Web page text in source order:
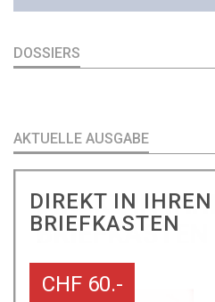
DOSSIERS
AKTUELLE AUSGABE
DIREKT IN IHREN
BRIEFKASTEN
CHF 60.-